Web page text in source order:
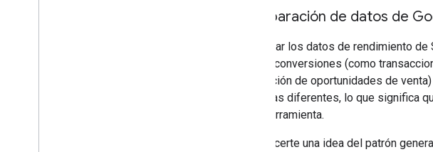
Comparación de datos de
Comparar los datos de rendimiento
atribuir conversiones (como
generación de oportunidades de
sistemas diferentes, lo que significa
cada herramienta.
Para hacerte una idea del patrón